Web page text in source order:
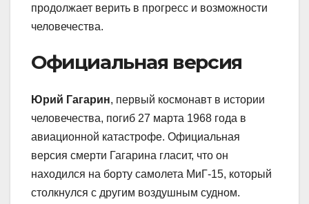
продолжает верить в прогресс и возможности
человечества.
Официальная версия
Юрий Гагарин, первый космонавт в истории
человечества, погиб 27 марта 1968 года в
авиационной катастрофе. Официальная
версия смерти Гагарина гласит, что он
находился на борту самолета МиГ-15, который
столкнулся с другим воздушным судном.